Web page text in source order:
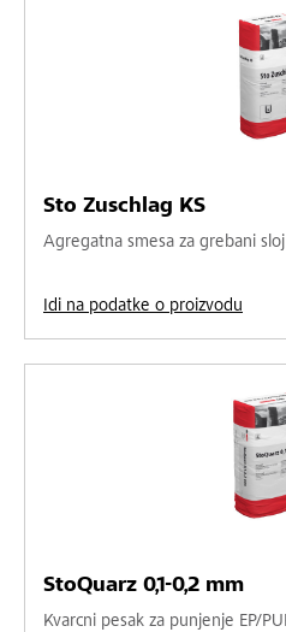
Sto Zuschlag KS
Agregatna smesa za grebani sloj
Idi na podatke o proizvodu
StoQuarz 0,1-0,2 mm
Kvarcni pesak za punjenje EP/